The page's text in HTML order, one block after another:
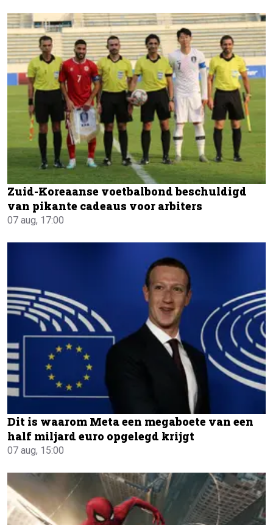
Zuid-Koreaanse voetbalbond beschuldigd
van pikante cadeaus voor arbiters
07 aug, 17:00
Dit is waarom Meta een megaboete van een
half miljard euro opgelegd krijgt
07 aug, 15:00